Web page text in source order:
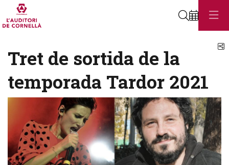
Cerca
Tret de sortida de la
temporada Tardor 2021